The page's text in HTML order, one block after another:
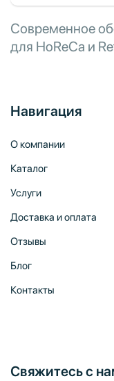
Современное
для HoReCa и
Навигация
О компании
Каталог
Услуги
Доставка и оплата
Отзывы
Блог
Контакты
Свяжитесь с